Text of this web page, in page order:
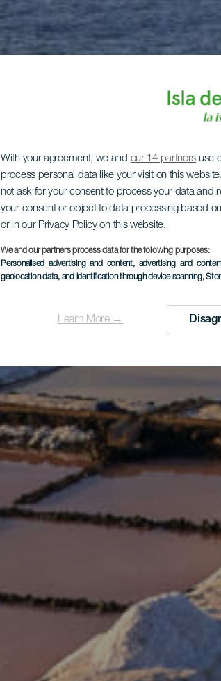
With your agreement, we and our 14 partners use
process personal data like your visit on this
not ask for your consent to process your data and
your consent or object to data processing based
or in our Privacy Policy on this website.
We and our partners process data for the following purposes:
Personalised advertising and content, advertising and
geolocation data, and identification through device scanning,
Learn More →